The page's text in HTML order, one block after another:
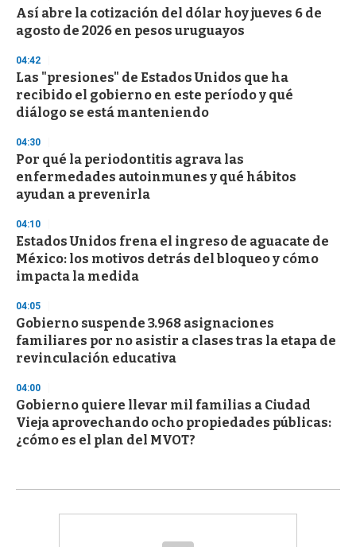
Así abre la cotización del dólar hoy jueves 6 de
agosto de 2026 en pesos uruguayos
04:42
Las "presiones" de Estados Unidos que ha
recibido el gobierno en este período y qué
diálogo se está manteniendo
04:30
Por qué la periodontitis agrava las
enfermedades autoinmunes y qué hábitos
ayudan a prevenirla
04:10
Estados Unidos frena el ingreso de aguacate de
México: los motivos detrás del bloqueo y cómo
impacta la medida
04:05
Gobierno suspende 3.968 asignaciones
familiares por no asistir a clases tras la etapa de
revinculación educativa
04:00
Gobierno quiere llevar mil familias a Ciudad
Vieja aprovechando ocho propiedades públicas:
¿cómo es el plan del MVOT?